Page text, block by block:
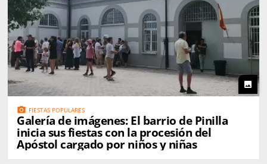
photo
photo_camera FIESTAS POPULARES
Galería de imágenes: El barrio de Pinilla
inicia sus fiestas con la procesión del
Apóstol cargado por niños y niñas